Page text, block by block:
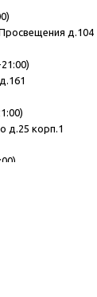
д.104
д.25 корп.1